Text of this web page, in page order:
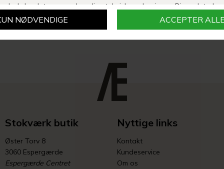
PASTA PAKKE
DKK 39,00
GRØDRIS I PAKKE
DKK 39,95
Stokværk butik
Øster Torv 8
3060 Espergærde
Espergærde Centret
Nyttige links
Kontakt
Kundeservice
Om os